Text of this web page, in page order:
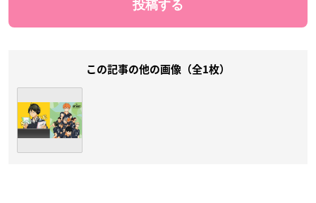
この記事の他の画像（全1枚）